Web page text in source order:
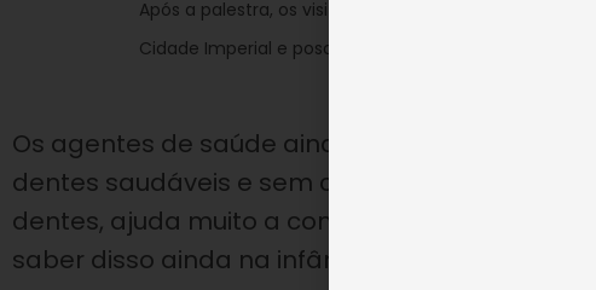
Após a palestra, os visitantes conheceram o trabalho
Cidade Imperial e posaram para fotos com as
Os agentes de saúde ainda apontaram
dentes saudáveis e sem cáries. “Uma boa
dentes, ajuda muito a combater a cárie,
saber disso ainda na infância”, comentou o